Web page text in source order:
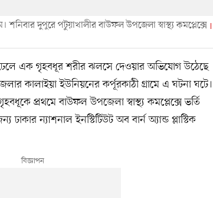
শনিবার দুপুরে পটুয়াখালীর বাউফল উপজেলা স্বাস্থ্য কমপ্লেক্সে
এক গৃহবধূর শরীর ঝলসে দেওয়ার অভিযোগ উঠেছে
কালাইয়া ইউনিয়নের কর্পূরকাঠী গ্রামে এ ঘটনা ঘটে।
প্রথমে বাউফল উপজেলা স্বাস্থ্য কমপ্লেক্সে ভর্তি
ন্যাশনাল ইনস্টিটিউট অব বার্ন অ্যান্ড প্লাস্টিক